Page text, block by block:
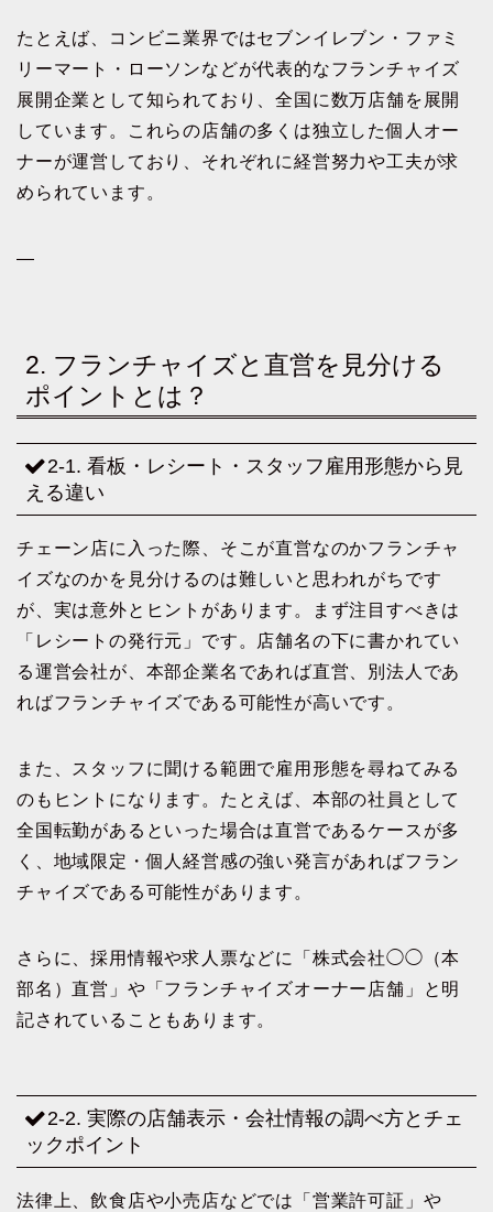
たとえば、コンビニ業界ではセブンイレブン・ファミ
リーマート・ローソンなどが代表的なフランチャイズ
展開企業として知られており、全国に数万店舗を展開
しています。これらの店舗の多くは独立した個人オー
ナーが運営しており、それぞれに経営努力や工夫が求
められています。
—
2. フランチャイズと直営を見分ける
ポイントとは？
2-1. 看板・レシート・スタッフ雇用形態から見
える違い
チェーン店に入った際、そこが直営なのかフランチャ
イズなのかを見分けるのは難しいと思われがちです
が、実は意外とヒントがあります。まず注目すべきは
「レシートの発行元」です。店舗名の下に書かれてい
る運営会社が、本部企業名であれば直営、別法人であ
ればフランチャイズである可能性が高いです。
また、スタッフに聞ける範囲で雇用形態を尋ねてみる
のもヒントになります。たとえば、本部の社員として
全国転勤があるといった場合は直営であるケースが多
く、地域限定・個人経営感の強い発言があればフラン
チャイズである可能性があります。
さらに、採用情報や求人票などに「株式会社◯◯（本
部名）直営」や「フランチャイズオーナー店舗」と明
記されていることもあります。
2-2. 実際の店舗表示・会社情報の調べ方とチェ
ックポイント
法律上、飲食店や小売店などでは「営業許可証」や